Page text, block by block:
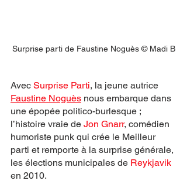
Surprise parti de Faustine Noguès © Madi B
Avec Surprise Parti, la jeune autrice
Faustine Noguès nous embarque dans
une épopée politico-burlesque ;
l’histoire vraie de Jon Gnarr, comédien
humoriste punk qui crée le Meilleur
parti et remporte à la surprise générale,
les élections municipales de Reykjavik
en 2010.